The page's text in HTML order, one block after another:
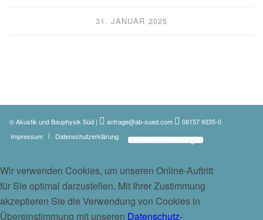
31. JANUAR 2025
© Akustik und Bauphysik Süd | anfrage@ab-sued.com
08157 9335-0
Impressum
Datenschutzerklärung Cookie Einstellungen
Wir verwenden Cookies, um unseren Online-Auftritt
für Sie optimal darzustellen. Mit Ihrer Zustimmung
akzeptieren Sie die Verwendung von Cookies in
Übereinstimmung mit unseren Datenschutz-